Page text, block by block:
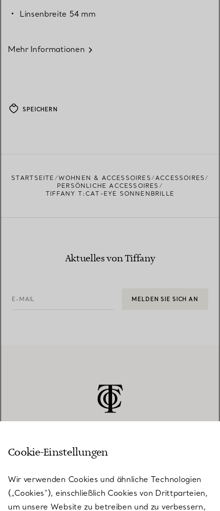
Linsenbreite 54 mm
Mehr Informationen
SPEICHERN
STARTSEITE WOHNEN & ACCESSOIRES
ACCESSOIRES
PERSÖNLICHE ACCESSOIRES
TIFFANY T:CAT-EYE SONNENBRILLE
Aktuelles von Tiffany
E-MAIL MELDEN SIE SICH AN
KUNDENSERVICE
SERVICES
Cookie-Einstellungen
Wir verwenden Cookies und ähnliche Technologien
(„Cookies“), einschließlich Cookies von Drittparteien,
um unsere Website zu betreiben und zu verbessern,